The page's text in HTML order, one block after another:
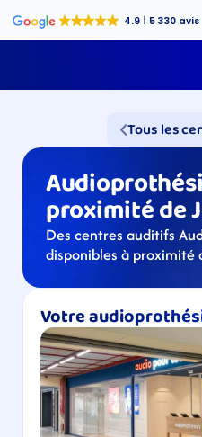
Tous les
proximité de
Des centres auditifs
disponibles à proximité
Votre